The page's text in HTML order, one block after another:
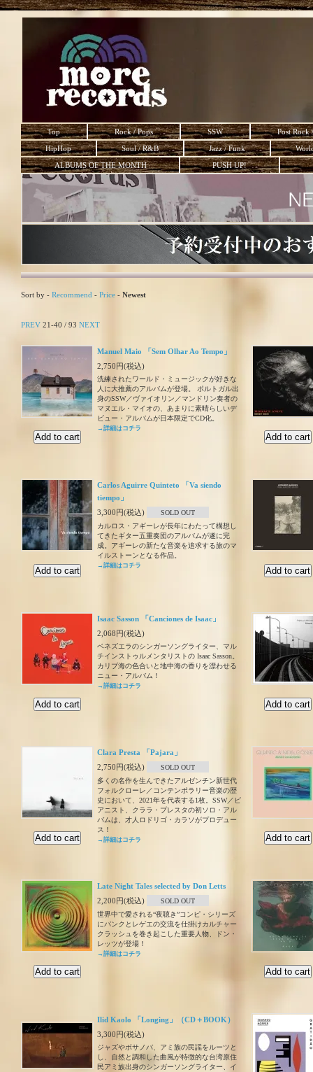
Top Rock / Pops SSW
Post Rock
HipHop
Soul / R&B Jazz / Funk
ALBUMS OF THE MONTH
PUSH UP!
Sort by - Recommend - Price - Newest
PREV 21-40 / 93 NEXT
Manuel Maio 「Sem Olhar Ao Tempo」
2,750円(税込)
洗練されたワールド・ミュージックが好きな
人に大推薦のアルバムが登場。 ポルトガル出
身のSSW／ヴァイオリン／マンドリン奏者の
マヌエル・マイオの、あまりに素晴らしいデ
ビュー・アルバムが日本限定でCD化。
→詳細はコチラ
Carlos Aguirre Quinteto 「Va siendo
tiempo」
3,300円(税込)
SOLD OUT
カルロス・アギーレが長年にわたって構想し
てきたギター五重奏団のアルバムが遂に完
成。アギーレの新たな音楽を追求する旅のマ
イルストーンとなる作品。
→詳細はコチラ
Isaac Sasson 「Canciones de Isaac」
2,068円(税込)
ベネズエラのシンガーソングライター、マル
チインストゥルメンタリストの Isaac Sasson。
カリブ海の色合いと地中海の香りを漂わせる
ニュー・アルバム！
→詳細はコチラ
Clara Presta 「Pajara」
2,750円(税込)
SOLD OUT
多くの名作を生んできたアルゼンチン新世代
フォルクローレ／コンテンポラリー音楽の歴
史において、2021年を代表する1枚。SSW／ピ
アニスト、クララ・プレスタの初ソロ・アル
バムは、才人ロドリゴ・カラソがプロデュー
ス！
→詳細はコチラ
Late Night Tales selected by Don Letts
2,200円(税込)
SOLD OUT
世界中で愛される“夜聴き”コンピ・シリーズ
にパンクとレゲエの交流を仕掛けカルチャー
クラッシュを巻き起こした重要人物、ドン・
レッツが登場！
→詳細はコチラ
Ilid Kaolo 「Longing」（CD＋BOOK）
3,300円(税込)
ジャズやボサノバ、アミ族の民謡をルーツと
し、自然と調和した曲風が特徴的な台湾原住
民アミ族出身のシンガーソングライター、イ